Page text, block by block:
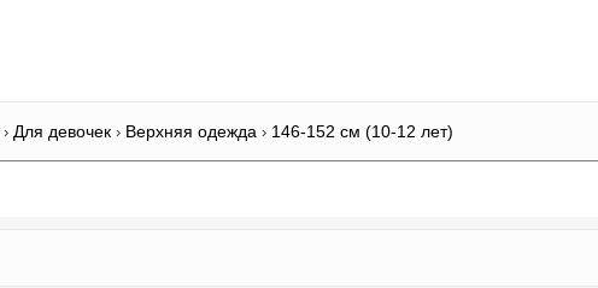
› Для девочек › Верхняя одежда › 146-152 см (10-12 лет)